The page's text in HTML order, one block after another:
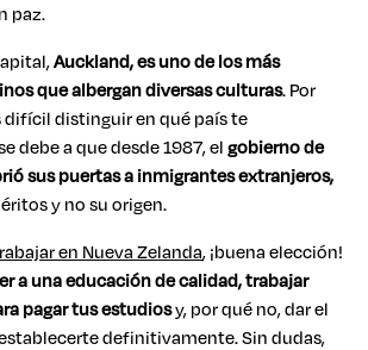
paz.
Auckland, es uno de los más
que albergan diversas culturas. Por
difícil distinguir en qué país te
debe a que desde 1987, elgobierno de
sus puertas a inmigrantes extranjeros,
y no su origen.
en Nueva Zelanda, ¡buena elección!
a una educación de calidad, trabajar
pagar tus estudiosy, por qué no, dar el
definitivamente. Sin dudas,